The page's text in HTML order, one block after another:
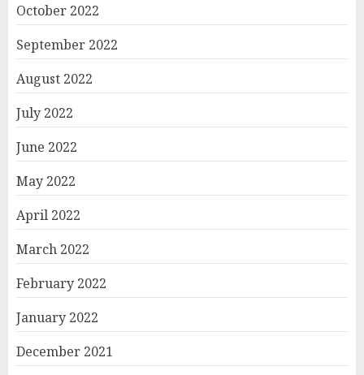
October 2022
September 2022
August 2022
July 2022
June 2022
May 2022
April 2022
March 2022
February 2022
January 2022
December 2021